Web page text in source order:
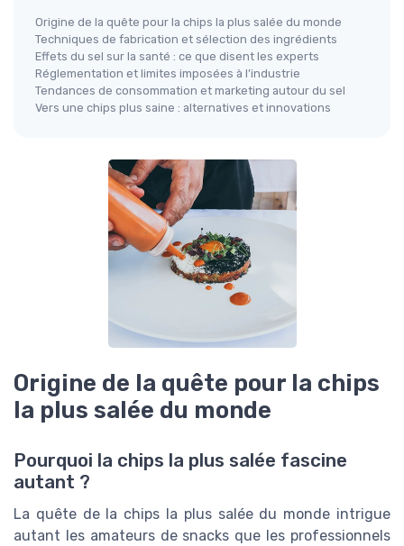
Origine de la quête pour la chips la plus salée du monde
Techniques de fabrication et sélection des ingrédients
Effets du sel sur la santé : ce que disent les experts
Réglementation et limites imposées à l’industrie
Tendances de consommation et marketing autour du sel
Vers une chips plus saine : alternatives et innovations
Origine de la quête pour la chips
la plus salée du monde
Pourquoi la chips la plus salée fascine
autant ?
La quête de la chips la plus salée du monde intrigue
autant les amateurs de snacks que les professionnels